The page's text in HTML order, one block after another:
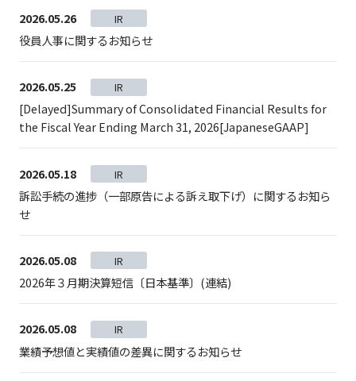
2026.05.26 IR
役員人事に関するお知らせ
2026.05.25 IR
[Delayed]Summary of Consolidated Financial Results for
the Fiscal Year Ending March 31, 2026[JapaneseGAAP]
2026.05.18 IR
訴訟手続の進捗（一部原告による訴え取下げ）に関するお知ら
せ
2026.05.08 IR
2026年３月期決算短信〔日本基準〕(連結)
2026.05.08 IR
業績予想値と実績値の差異に関するお知らせ